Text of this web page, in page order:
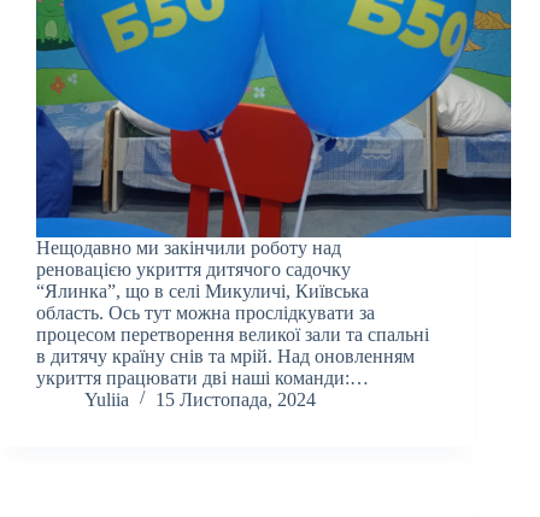
Нещодавно ми закінчили роботу над
реновацією укриття дитячого садочку
“Ялинка”, що в селі Микуличі, Київська
область. Ось тут можна прослідкувати за
процесом перетворення великої зали та спальні
в дитячу країну снів та мрій. Над оновленням
укриття працювати дві наші команди:…
Yuliia
15 Листопада, 2024